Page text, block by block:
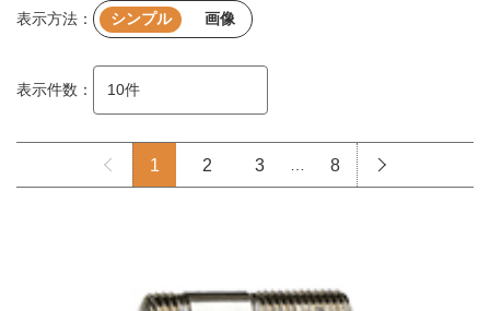
表示方法： シンプル 画像
表示件数：
1 2 3 8